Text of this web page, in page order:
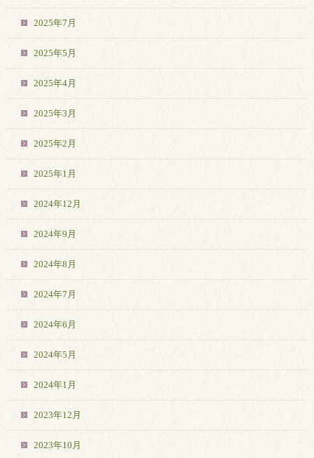
2025年7月
2025年5月
2025年4月
2025年3月
2025年2月
2025年1月
2024年12月
2024年9月
2024年8月
2024年7月
2024年6月
2024年5月
2024年1月
2023年12月
2023年10月